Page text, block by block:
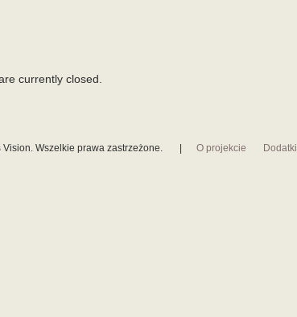
currently closed.
Wszelkie prawa zastrzeżone. O projekcie Dodatki